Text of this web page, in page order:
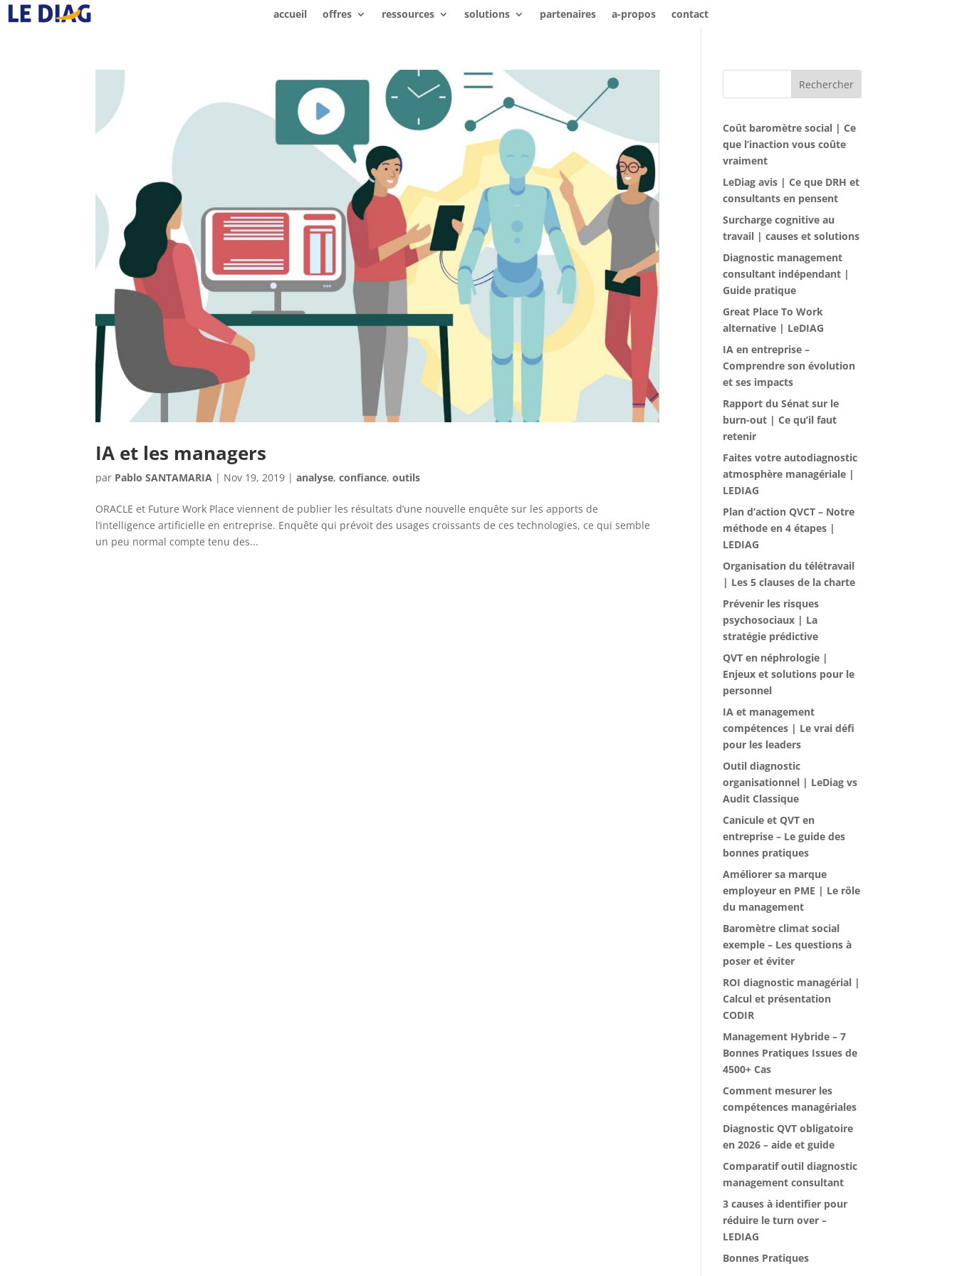
accueil offres ressources solutions partenaires a-propos contact
IA et les managers
par Pablo SANTAMARIA | Nov 19, 2019 |analyse,confiance,outils
ORACLE et Future Work Place viennent de publier les résultats d’une nouvelle enquête sur les apports de
l’intelligence artificielle en entreprise. Enquête qui prévoit des usages croissants de ces technologies, ce qui semble
un peu normal compte tenu des...
Rechercher
Coût baromètre social | Ce
que l’inaction vous coûte
vraiment
LeDiag avis | Ce que DRH et
consultants en pensent
Surcharge cognitive au
travail | causes et solutions
Diagnostic management
consultant indépendant |
Guide pratique
Great Place To Work
alternative | LeDIAG
IA en entreprise –
Comprendre son évolution
et ses impacts
Rapport du Sénat sur le
burn-out | Ce qu’il faut
retenir
Faites votre autodiagnostic
atmosphère managériale |
LEDIAG
Plan d’action QVCT – Notre
méthode en 4 étapes |
LEDIAG
Organisation du télétravail
| Les 5 clauses de la charte
Prévenir les risques
psychosociaux | La
stratégie prédictive
QVT en néphrologie |
Enjeux et solutions pour le
personnel
IA et management
compétences | Le vrai défi
pour les leaders
Outil diagnostic
organisationnel | LeDiag vs
Audit Classique
Canicule et QVT en
entreprise – Le guide des
bonnes pratiques
Améliorer sa marque
employeur en PME | Le rôle
du management
Baromètre climat social
exemple – Les questions à
poser et éviter
ROI diagnostic managérial |
Calcul et présentation
CODIR
Management Hybride – 7
Bonnes Pratiques Issues de
4500+ Cas
Comment mesurer les
compétences managériales
Diagnostic QVT obligatoire
en 2026 – aide et guide
Comparatif outil diagnostic
management consultant
3 causes à identifier pour
réduire le turn over –
LEDIAG
Bonnes Pratiques